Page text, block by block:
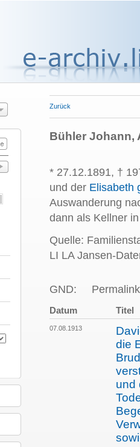
Zurück
Bühler Johann,
* 27.12.1891, †
und der Elisabeth
Auswanderung
dann als Kellner
Quelle:
LI LA Jansen-
GND:
Datum Titel
07.08.1913
die
und